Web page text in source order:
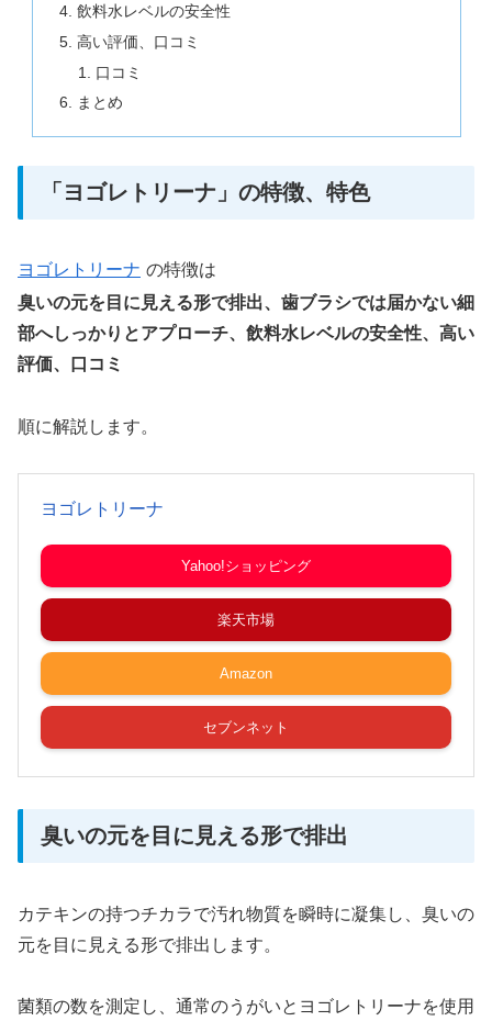
飲料水レベルの安全性
高い評価、口コミ
口コミ
まとめ
「ヨゴレトリーナ」の特徴、特色
ヨゴレトリーナ の特徴は
臭いの元を目に見える形で排出、歯ブラシでは届かない細
部へしっかりとアプローチ、飲料水レベルの安全性、高い
評価、口コミ
順に解説します。
ヨゴレトリーナ
Yahoo!ショッピング
楽天市場
Amazon
セブンネット
臭いの元を目に見える形で排出
カテキンの持つチカラで汚れ物質を瞬時に凝集し、臭いの
元を目に見える形で排出します。
菌類の数を測定し、通常のうがいとヨゴレトリーナを使用